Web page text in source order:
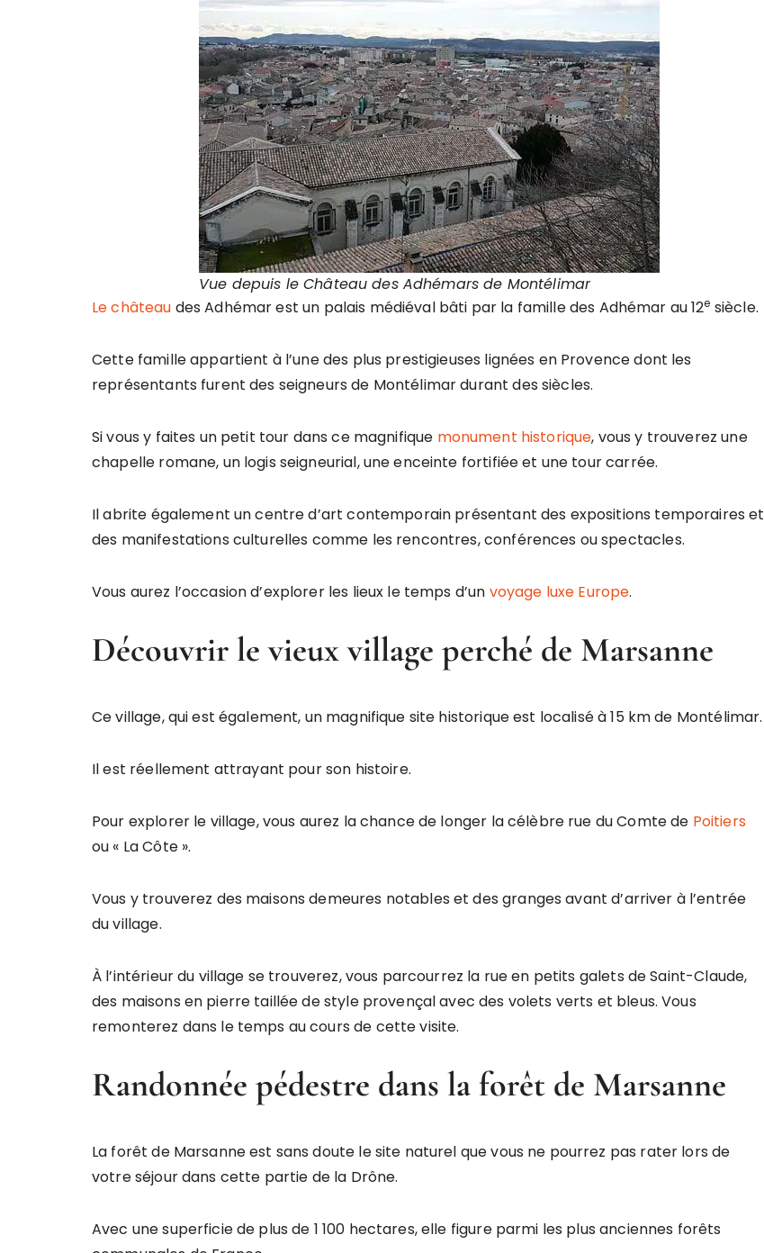
Vue depuis le Château des Adhémars de Montélimar
Le château des Adhémar est un palais médiéval bâti par la famille des Adhémar au 12e siècle.
Cette famille appartient à l’une des plus prestigieuses lignées en Provence dont les
représentants furent des seigneurs de Montélimar durant des siècles.
Si vous y faites un petit tour dans ce magnifique monument historique, vous y trouverez une
chapelle romane, un logis seigneurial, une enceinte fortifiée et une tour carrée.
Il abrite également un centre d’art contemporain présentant des expositions temporaires et
des manifestations culturelles comme les rencontres, conférences ou spectacles.
Vous aurez l’occasion d’explorer les lieux le temps d’un voyage luxe Europe.
Découvrir le vieux village perché de Marsanne
Ce village, qui est également, un magnifique site historique est localisé à 15 km de Montélimar.
Il est réellement attrayant pour son histoire.
Pour explorer le village, vous aurez la chance de longer la célèbre rue du Comte de Poitiers
ou « La Côte ».
Vous y trouverez des maisons demeures notables et des granges avant d’arriver à l’entrée
du village.
À l’intérieur du village se trouverez, vous parcourrez la rue en petits galets de Saint-Claude,
des maisons en pierre taillée de style provençal avec des volets verts et bleus. Vous
remonterez dans le temps au cours de cette visite.
Randonnée pédestre dans la forêt de Marsanne
La forêt de Marsanne est sans doute le site naturel que vous ne pourrez pas rater lors de
votre séjour dans cette partie de la Drône.
Avec une superficie de plus de 1 100 hectares, elle figure parmi les plus anciennes forêts